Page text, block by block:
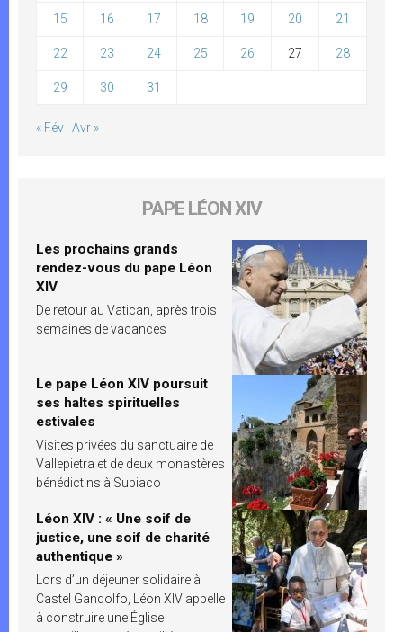
15 16 17 18 19 20 21
22 23 24 25 26 27 28
29 30 31
« Fév Avr »
PAPE LÉON XIV
Les prochains grands
rendez-vous du pape Léon
XIV
De retour au Vatican, après trois
semaines de vacances
Le pape Léon XIV poursuit
ses haltes spirituelles
estivales
Visites privées du sanctuaire de
Vallepietra et de deux monastères
bénédictins à Subiaco
Léon XIV : « Une soif de
justice, une soif de charité
authentique »
Lors d’un déjeuner solidaire à
Castel Gandolfo, Léon XIV appelle
à construire une Église